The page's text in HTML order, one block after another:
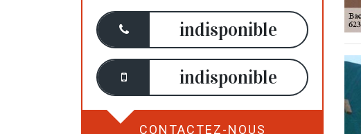
indisponible
indisponible
CONTACTEZ-NOUS